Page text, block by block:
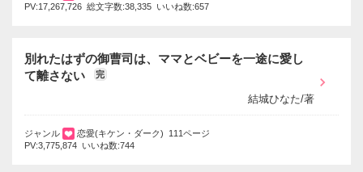
PV:17,267,726 総文字数:38,335 いいね数:657
別れたはずの御曹司は、ママとベビーを一途に愛し
て離さない
完
結城ひなた/著
ジャンル
恋愛(キケン・ダーク) 111ページ
PV:3,775,874 いいね数:744